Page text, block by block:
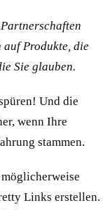
auf Produkte, die
Sie glauben.
Und die
wenn Ihre
stammen.
Links erstellen.